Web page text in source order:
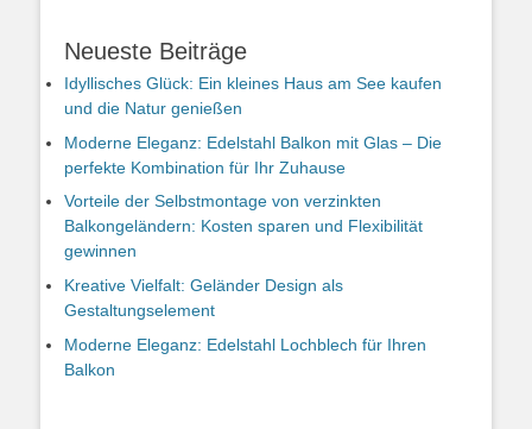
Neueste Beiträge
Idyllisches Glück: Ein kleines Haus am See kaufen
und die Natur genießen
Moderne Eleganz: Edelstahl Balkon mit Glas – Die
perfekte Kombination für Ihr Zuhause
Vorteile der Selbstmontage von verzinkten
Balkongeländern: Kosten sparen und Flexibilität
gewinnen
Kreative Vielfalt: Geländer Design als
Gestaltungselement
Moderne Eleganz: Edelstahl Lochblech für Ihren
Balkon